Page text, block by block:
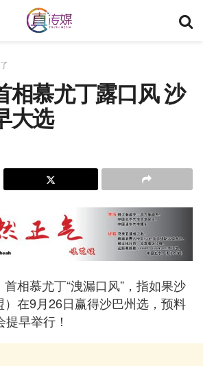
相慕尤丁露口风 沙
大选
相慕尤丁“洩漏口风”，指如果沙
在9月26日赢得沙巴州选，预料
早举行！